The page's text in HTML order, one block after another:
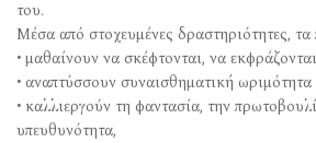
του.
Μέσα από στοχευμένες δραστηριότητες, τα
• μαθαίνουν να σκέφτονται, να
• αναπτύσσουν συναισθηματική
• καλλιεργούν τη φαντασία, την
υπευθυνότητα,